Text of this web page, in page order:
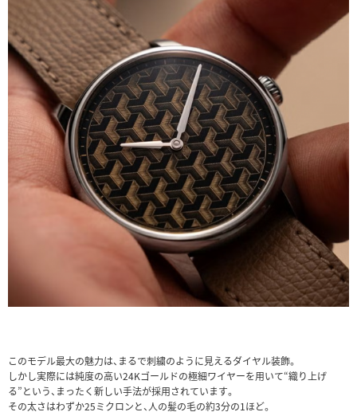
このモデル最大の魅力は、まるで刺繍のように見えるダイヤル装飾。
しかし実際には純度の高い24Kゴールドの極細ワイヤーを用いて“織り上げ
る”という、まったく新しい手法が採用されています。
その太さはわずか25ミクロンと、人の髪の毛の約3分の1ほど。